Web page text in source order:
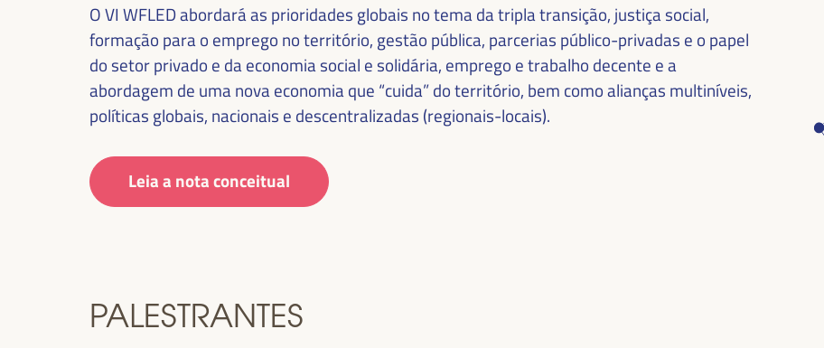
O VI WFLED abordará as prioridades globais no tema da tripla transição, justiça social,
formação para o emprego no território, gestão pública, parcerias público-privadas e o papel
do setor privado e da economia social e solidária, emprego e trabalho decente e a
abordagem de uma nova economia que “cuida” do território, bem como alianças multiníveis,
políticas globais, nacionais e descentralizadas (regionais-locais).
Leia a nota conceitual
PALESTRANTES